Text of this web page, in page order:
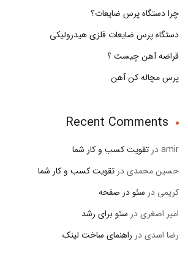
چرا دستگاه پرس ضایعات؟
دستگاه پرس ضایعات فلزی هیدرولیکی
قراضه آهن چیست ؟
پرس مچاله کن آهن
Recent Comments
amirدر تقویت کسب و کار شما
حسین محمدیدر تقویت کسب و کار شما
کریمی در سئو در صفحه
امیر اصغریدر سئو برای رشد
رضا اسدیدر راهنمای ساخت لینک